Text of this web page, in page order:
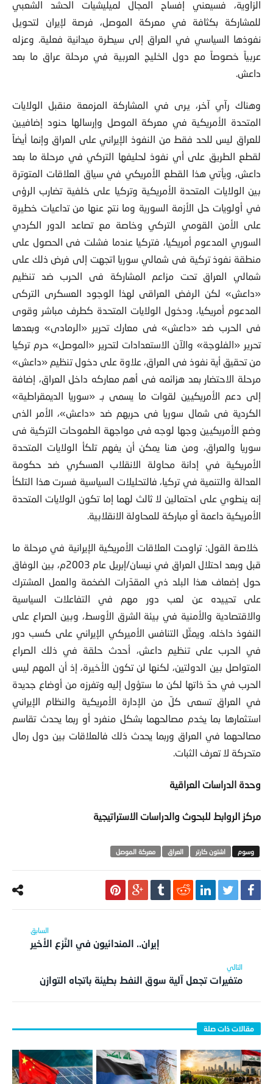
الزاوية، فسيعني إفساح المجال لميليشيات الحشد الشعبي
للمشاركة بكثافة في معركة الموصل، فرصة لإيران لتحويل
نفوذها السياسي في العراق إلى سيطرة ميدانية فعلية. وعزله
عربياً خصوصاً مع دول الخليج العربية في مرحلة عراق ما بعد
داعش.
وهناك رآي آخر، يرى في المشاركة المزمعة منقبل الولايات
المتحدة الأمريكية في معركة الموصل وإرسالها حنود إضافيين
للعراق ليس للحد فقط من النفوذ الإيراني على العراق وإنما أيضاً
لقطع الطريق على أي نفوذ لحليفها التركي في مرحلة ما بعد
داعش، ويأتي هذا القطع الأمريكي في سياق العلاقات المتوترة
بين الولايات المتحدة الأمريكية وتركيا على خلفية تضارب الرؤى
في أولويات حل الأزمة السورية وما نتج عنها من تداعيات خطيرة
على الأمن القومي التركي وخاصة مع تصاعد الدور الكردي
السوري المدعوم أمريكيا، فتركيا عندما فشلت فى الحصول على
منطقة نفوذ تركية فى شمالي سوريا اتجهت إلى فرض ذلك على
شمالي العراق تحت مزاعم المشاركة فى الحرب ضد تنظيم
«داعش» لكن الرفض العراقى لهذا الوجود العسكرى التركى
المدعوم أمريكيا، ودخول الولايات المتحدة كطرف مباشر وقوى
فى الحرب ضد «داعش» فى معارك تحرير «الرمادى» وبعدها
تحرير «الفلوجة» والآن الاستعدادات لتحرير «الموصل» حرم تركيا
من تحقيق أية نفوذ فى العراق، علاوة على دخول تنظيم «داعش»
مرحلة الاحتضار بعد هزائمه فى أهم معاركه داخل العراق، إضافة
إلى دعم الأمريكيين لقوات ما يسمى بـ «سوريا الديمقراطية»
الكردية فى شمال سوريا فى حربهم ضد «داعش»، الأمر الذى
وضع الأمريكيين وجها لوجه فى مواجهة الطموحات التركية فى
سوريا والعراق، ومن هنا يمكن أن يفهم تلكأ الولايات المتحدة
الأمريكية في إدانة محاولة الانقلاب العسكري ضد حكومة
العدالة والتنمية في تركيا، فالتحليلات السياسية فسرت هذا التلكأ
إنه ينطوي على احتمالين لا ثالث لهما إما تكون الولايات المتحدة
الأمريكية داعمة أو مباركة للمحاولة الانقلابية.
خلاصة القول: تراوحت العلاقات الأمريكية الإيرانية في مرحلة ما
قبل وبعد احتلال العراق في نيسان/إبريل عام 2003م، بين الوفاق
حول إضعاف هذا البلد ذي المقدّرات الضخمة والعمل المشترك
على تحييده عن لعب دور مهم في التفاعلات السياسية
والاقتصادية والأمنية في بيئة الشرق الأوسط، وبين الصراع على
النفوذ داخله. ويمثّل التنافس الأميركي الإيراني على كسب دور
في الحرب على تنظيم داعش، أحدث حلقة في ذلك الصراع
المتواصل بين الدولتين، لكنها لن تكون الأخيرة، إذ أن المهم ليس
الحرب في حدّ ذاتها لكن ما ستؤول إليه وتفرزه من أوضاع جديدة
في العراق تسعى كلّ من الإدارة الأمريكية والنظام الإيراني
استثمارها بما يخدم مصالحهما بشكل منفرد أو ربما يحدث تقاسم
مصالحهما في العراق وربما يحدث ذلك فالعلاقات بين دول رمال
متحركة لا تعرف الثبات.
وحدة الدراسات العراقية
مركز الروابط للبحوث والدراسات الاستراتيجية
اشتون كارتر العراق معركة الموصل
إيران.. المندائيون في النَّزع الأخير
متغيرات تجعل آلية سوق النفط بطيئة باتجاه التوازن